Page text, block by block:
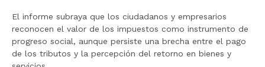
El informe subraya que los ciudadanos y empresarios
reconocen el valor de los impuestos como instrumento de
progreso social, aunque persiste una brecha entre el pago
de los tributos y la percepción del retorno en bienes y